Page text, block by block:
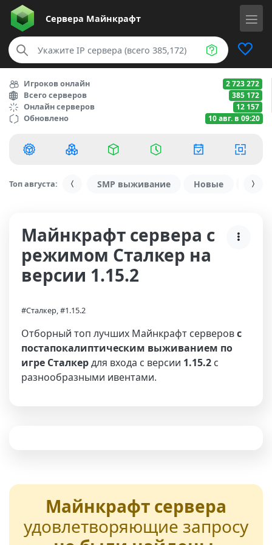
Сервера Майнкрафт
Игроков онлайн 2 723 272
Всего серверов 385 172
Онлайн серверов 12 157
Обновлено 10 авг. в 09:20
Топ августа: SMP выживание Новые С
Майнкрафт сервера с
режимом Сталкер на
версии 1.15.2
#Сталкер, #1.15.2
Отборный топ лучших Майнкрафт серверовс
постапокалиптическим выживанием по
игре Сталкердля входа с версии 1.15.2 с
разнообразными ивентами.
Майнкрафт сервера
удовлетворяющие запросу